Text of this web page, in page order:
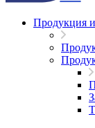
Продукция